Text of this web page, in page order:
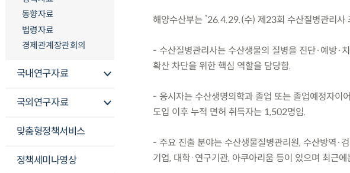
동향자료
법령자료
경제관계장관회의
국내연구자료
국외연구자료
맞춤형정책서비스
정책세미나영상
해양수산부는 ’26.4.29.(수) 제23회 수산질병관리
- 수산질병관리사는 수산생물의 질병을 진단·예방·
확산 차단을 위한 핵심 역할을 담당함.
- 응시자는 수산생명의학과 졸업 또는 졸업예정자이
도입 이후 누적 면허 취득자는 1,502명임.
- 주요 진출 분야는 수산생물질병관리원, 수산방역·
기업, 대학·연구기관, 아쿠아리움 등이 있으며 최근